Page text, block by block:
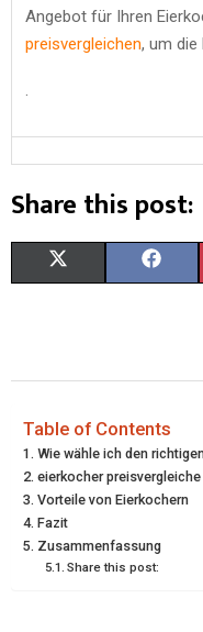
Angebot für Ihren
preisvergleichen, um die
Share this post:
W
T
T
E
E
O
O
Table of Contents
Wie wähle ich den
eierkocher preisvergleiche
Vorteile von Eierkochern
Fazit
Zusammenfassung
Share this post: